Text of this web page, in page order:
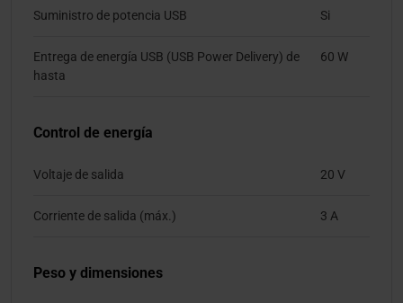
Suministro de potencia USB Si
Entrega de energía USB (USB Power Delivery) de
hasta
60 W
Control de energía
Voltaje de salida 20 V
Corriente de salida (máx.) 3 A
Peso y dimensiones